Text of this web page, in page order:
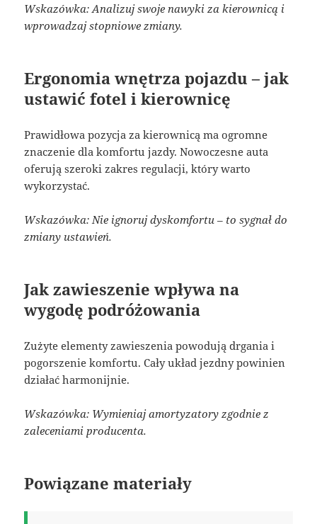
Wskazówka: Analizuj swoje nawyki za kierownicą i
wprowadzaj stopniowe zmiany.
Ergonomia wnętrza pojazdu – jak
ustawić fotel i kierownicę
Prawidłowa pozycja za kierownicą ma ogromne
znaczenie dla komfortu jazdy. Nowoczesne auta
oferują szeroki zakres regulacji, który warto
wykorzystać.
Wskazówka: Nie ignoruj dyskomfortu – to sygnał do
zmiany ustawień.
Jak zawieszenie wpływa na
wygodę podróżowania
Zużyte elementy zawieszenia powodują drgania i
pogorszenie komfortu. Cały układ jezdny powinien
działać harmonijnie.
Wskazówka: Wymieniaj amortyzatory zgodnie z
zaleceniami producenta.
Powiązane materiały